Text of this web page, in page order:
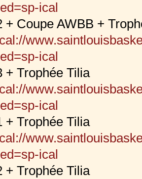
ical
+ Coupe AWBB +
ical
+ Trophée Tilia
ical
+ Trophée Tilia
ical
+ Trophée Tilia